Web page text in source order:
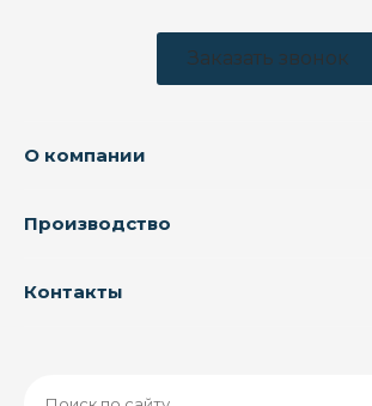
Заказать звонок
О компании
Производство
Контакты